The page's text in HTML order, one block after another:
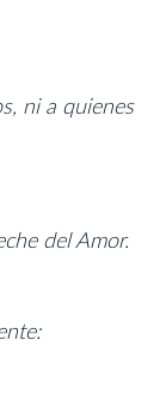
ni a quienes
del Amor.